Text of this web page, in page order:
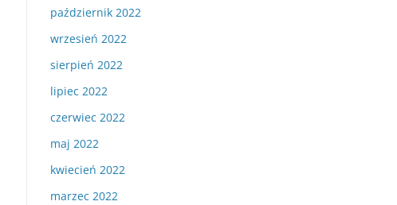
październik 2022
wrzesień 2022
sierpień 2022
lipiec 2022
czerwiec 2022
maj 2022
kwiecień 2022
marzec 2022